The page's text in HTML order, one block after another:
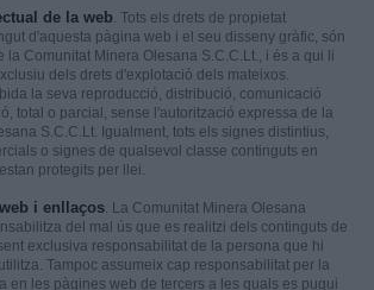
de la web. Tots els drets de propietat
d'aquesta pàgina web i el seu disseny gràfic, són
la Comunitat Minera Olesana S.C.C.Lt., i és a qui li
dels drets d'explotació dels mateixos.
la seva reproducció, distribució, comunicació
total o parcial, sense l'autorització expressa de la
S.C.C.Lt. Igualment, tots els signes distintius,
o signes de qualsevol classe continguts en
protegits per llei.
i enllaços. La Comunitat Minera Olesana
del mal ús que es realitzi dels continguts de
exclusiva responsabilitat de la persona que hi
Tampoc assumeix cap responsabilitat per la
en les pàgines web de tercers a les quals es pugui